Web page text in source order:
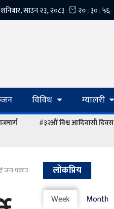
विविध ग्यालरी
#३२औं विश्व आदिवासी दिवस
जना पक्राउ लोकप्रिय
Week Month